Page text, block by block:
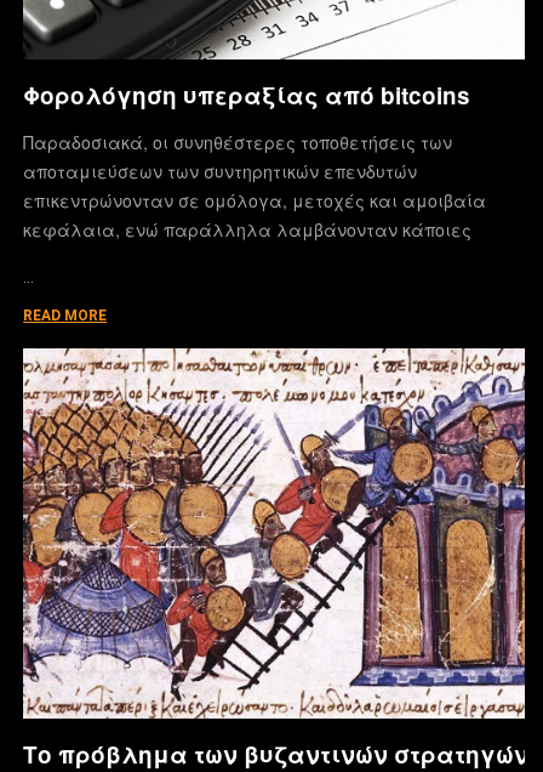
Φορολόγηση υπεραξίας από bitcoins
Παραδοσιακά, οι συνηθέστερες τοποθετήσεις των
αποταμιεύσεων των συντηρητικών επενδυτών
επικεντρώνονταν σε ομόλογα, μετοχές και αμοιβαία
κεφάλαια, ενώ παράλληλα λαμβάνονταν κάποιες
…
READ MORE
Το πρόβλημα των βυζαντινών στρατηγών